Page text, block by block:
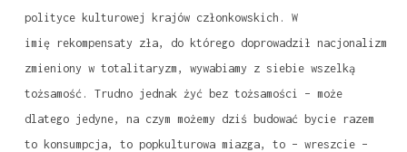
polityce kulturowej krajów członkowskich. W
imię rekompensaty zła, do którego doprowadził nacjonalizm
zmieniony w totalitaryzm, wywabiamy z siebie wszelką
tożsamość. Trudno jednak żyć bez tożsamości – może
dlatego jedyne, na czym możemy dziś budować bycie razem
to konsumpcja, to popkulturowa miazga, to – wreszcie –